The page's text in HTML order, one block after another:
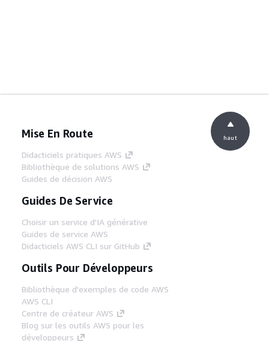
Mise En Route
Didacticiels pratiques AWS
Bibliothèque de solutions AWS
Guides de décision AWS
Guides De Service
Choisir un service d'IA générative
Guides de service AWS
Didacticiels AWS CLI sur GitHub
Outils Pour Développeurs
Bibliothèque d'exemples de code AWS
AWS CLI
Centre de créateur AWS
Blog sur les outils AWS pour les
développeurs
haut